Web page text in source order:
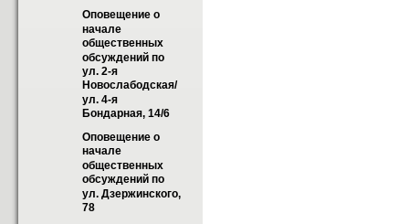
Оповещение о
начале
общественных
обсуждений по
ул. 2-я
Новослабодская/
ул. 4-я
Бондарная, 14/6
Оповещение о
начале
общественных
обсуждений по
ул. Дзержинского,
78